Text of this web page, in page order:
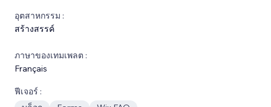
อุตสาหกรรม :
สร้างสรรค์
ภาษาของเทมเพลต :
Français
ฟีเจอร์ :